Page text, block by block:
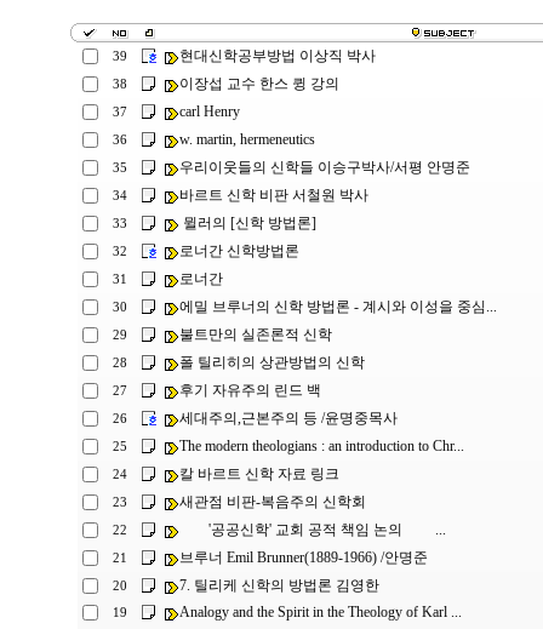
39 현대신학공부방법 이상직 박사
38 이장섭 교수 한스 큉 강의
37 carl Henry
36 w. martin, hermeneutics
35 우리이웃들의 신학들 이승구박사/서평 안명준
34 바르트 신학 비판 서철원 박사
33 뮐러의 [신학 방법론]
32 로너간 신학방법론
31 로너간
30 에밀 브루너의 신학 방법론 - 계시와 이성을 중심...
29 불트만의 실존론적 신학
28 폴 틸리히의 상관방법의 신학
27 후기 자유주의 린드 백
26 세대주의,근본주의 등 /윤명중목사
25 The modern theologians : an introduction to Chr...
24 칼 바르트 신학 자료 링크
23 새관점 비판-복음주의 신학회
22 '공공신학' 교회 공적 책임 논의 ...
21 브루너 Emil Brunner(1889-1966) /안명준
20 7. 틸리케 신학의 방법론 김영한
19 Analogy and the Spirit in the Theology of Karl ...